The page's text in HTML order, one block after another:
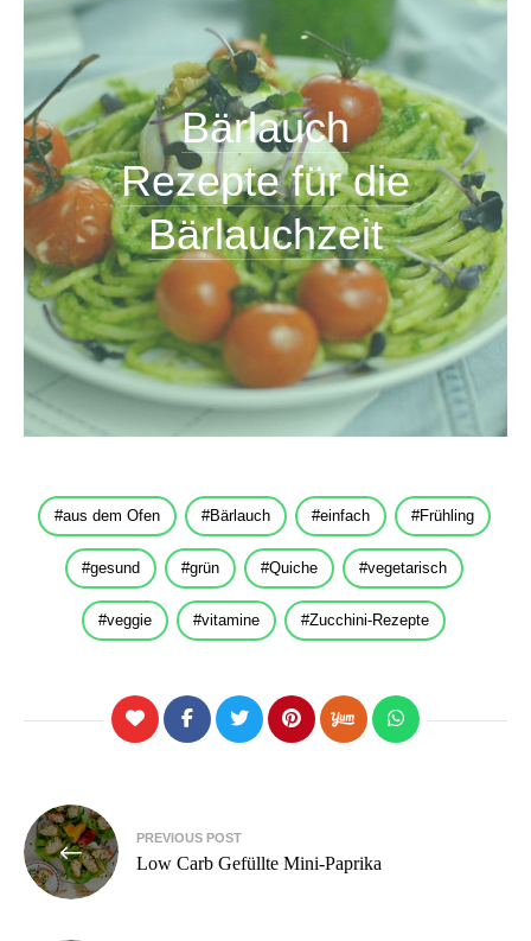
Bärlauch
Rezepte für die
Bärlauchzeit
aus dem Ofen Bärlauch einfach Frühling
gesund grün Quiche vegetarisch
veggie vitamine Zucchini-Rezepte
Beitragsnavigation
PREVIOUS POST
Low Carb Gefüllte Mini-Paprika